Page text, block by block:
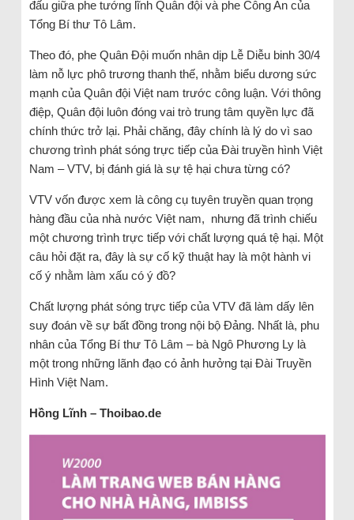
đấu giữa phe tướng lĩnh Quân đội và phe Công An của
Tổng Bí thư Tô Lâm.
Theo đó, phe Quân Đội muốn nhân dịp Lễ Diễu binh 30/4
làm nỗ lực phô trương thanh thế, nhằm biểu dương sức
mạnh của Quân đội Việt nam trước công luận. Với thông
điệp, Quân đội luôn đóng vai trò trung tâm quyền lực đã
chính thức trở lại. Phải chăng, đây chính là lý do vì sao
chương trình phát sóng trực tiếp của Đài truyền hình Việt
Nam – VTV, bị đánh giá là sự tệ hại chưa từng có?
VTV vốn được xem là công cụ tuyên truyền quan trọng
hàng đầu của nhà nước Việt nam, nhưng đã trình chiếu
một chương trình trực tiếp với chất lượng quá tệ hại. Một
câu hỏi đặt ra, đây là sự cố kỹ thuật hay là một hành vi
cố ý nhằm làm xấu có ý đồ?
Chất lượng phát sóng trực tiếp của VTV đã làm dấy lên
suy đoán về sự bất đồng trong nội bộ Đảng. Nhất là, phu
nhân của Tổng Bí thư Tô Lâm – bà Ngô Phương Ly là
một trong những lãnh đạo có ảnh hưởng tại Đài Truyền
Hình Việt Nam.
Hồng Lĩnh – Thoibao.de